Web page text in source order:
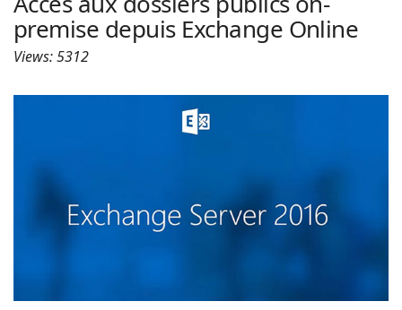
premise depuis Exchange Online
Views: 5312